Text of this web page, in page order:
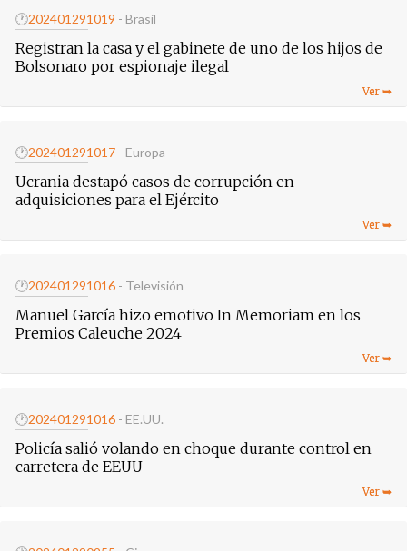
🕐202401291019 - Brasil
Registran la casa y el gabinete de uno de los hijos de
Bolsonaro por espionaje ilegal
🕐202401291017 - Europa
Ucrania destapó casos de corrupción en
adquisiciones para el Ejército
🕐202401291016 - Televisión
Manuel García hizo emotivo In Memoriam en los
Premios Caleuche 2024
🕐202401291016 - EE.UU.
Policía salió volando en choque durante control en
carretera de EEUU